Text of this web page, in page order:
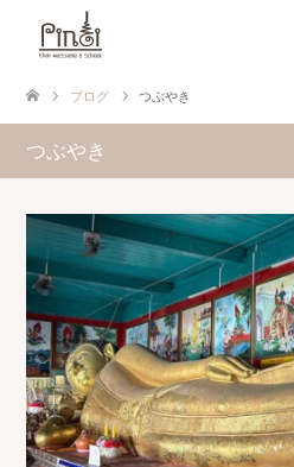
ブログ つぶやき
つぶやき